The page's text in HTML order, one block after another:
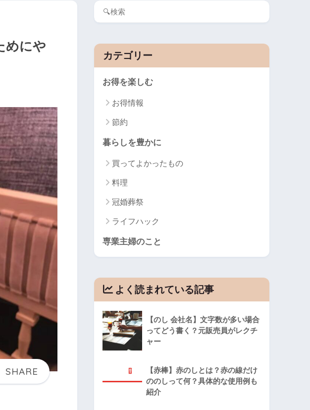
めにや
カテゴリー
お得を楽しむ
お得情報
節約
暮らしを豊かに
買ってよかったもの
料理
冠婚葬祭
ライフハック
専業主婦のこと
よく読まれている記事
【のし 会社名】文字数が多い場合
ってどう書く？元販売員がレクチ
ャー
【赤棒】赤のしとは？赤の線だけ
ののしって何？具体的な使用例も
紹介